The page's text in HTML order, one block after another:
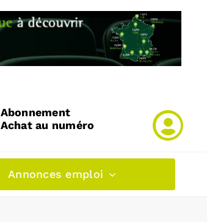
Abonnement
Achat au numéro
Annonces emploi